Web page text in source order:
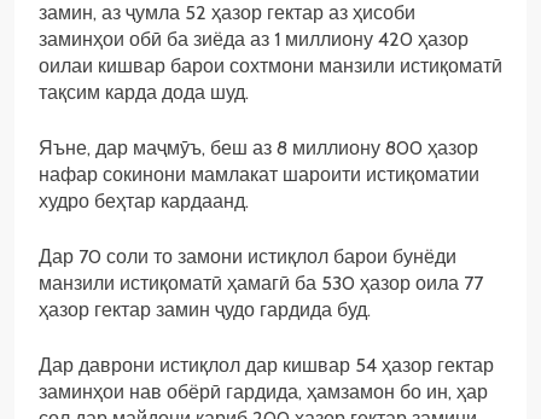
замин, аз ҷумла 52 ҳазор гектар аз ҳисоби
заминҳои обӣ ба зиёда аз 1 миллиону 420 ҳазор
оилаи кишвар барои сохтмони манзили истиқоматӣ
тақсим карда дода шуд.
Яъне, дар маҷмӯъ, беш аз 8 миллиону 800 ҳазор
нафар сокинони мамлакат шароити истиқоматии
худро беҳтар кардаанд.
Дар 70 соли то замони истиқлол барои бунёди
манзили истиқоматӣ ҳамагӣ ба 530 ҳазор оила 77
ҳазор гектар замин ҷудо гардида буд.
Дар даврони истиқлол дар кишвар 54 ҳазор гектар
заминҳои нав обёрӣ гардида, ҳамзамон бо ин, ҳар